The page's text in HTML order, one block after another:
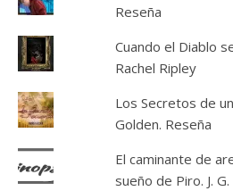
Reseña
Cuando el Diablo
Rachel Ripley
Los Secretos de
Golden. Reseña
El caminante de
sueño de Piro. J.